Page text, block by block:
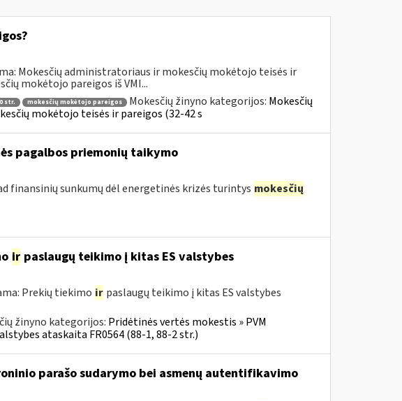
Mokesčių administratoriaus ir mokesčių mokėtojo teisės ir
mokėtojo pareigos iš VMI...
str. mokesčių mokėtojo pareigos Mokesčių žinyno kategorijos: Mokesčių
mokėtojo teisės ir pareigos (32-42 s
pagalbos priemonių taikymo
finansinių sunkumų dėl energetinės krizės turintys mokesčių
irpaslaugų teikimo į kitas ES valstybes
Prekių tiekimo ir paslaugų teikimo į kitas ES valstybes
žinyno kategorijos: Pridėtinės vertės mokestis » PVM
ataskaita FR0564 (88-1, 88-2 str.)
parašo sudarymo bei asmenų autentifikavimo